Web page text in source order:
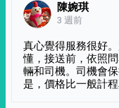
陳婉琪
3 週前
真心覺得服務很好
懂，接送前，依照
輛和司機。司機會
是，價格比一般計